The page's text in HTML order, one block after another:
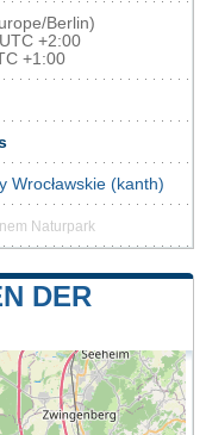
Berlin)
+2:00
+1:00
Wrocławskie (kanth)
Naturpark
DER